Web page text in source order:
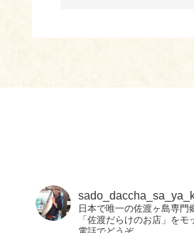
日本で唯一の佐渡ヶ島専
「佐渡だらけのお店」をモ